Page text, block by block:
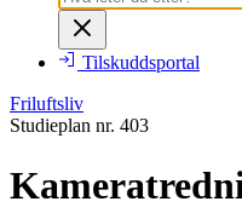
Tilskuddsportal
Friluftsliv
Studieplan nr. 403